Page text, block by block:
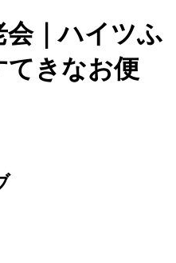
｜ハイツふ
てきなお便